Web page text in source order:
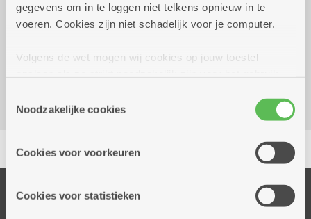
gegevens om in te loggen niet telkens opnieuw in te
voeren. Cookies zijn niet schadelijk voor je computer.
Volgens de wet mogen wij cookies op jouw toestel
cookies hebben we jouw toestemming nodig. Sommige
cookies worden geplaatst door derde partijen die een
informatie over jouw (geanonimiseerd) gebruik van onze
partners kunnen deze gegevens combineren met andere
Noodzakelijke cookies
Cookies voor voorkeuren
Cookies voor statistieken
€ 4,00
Dienstencentrum Valaar
Onze diensten